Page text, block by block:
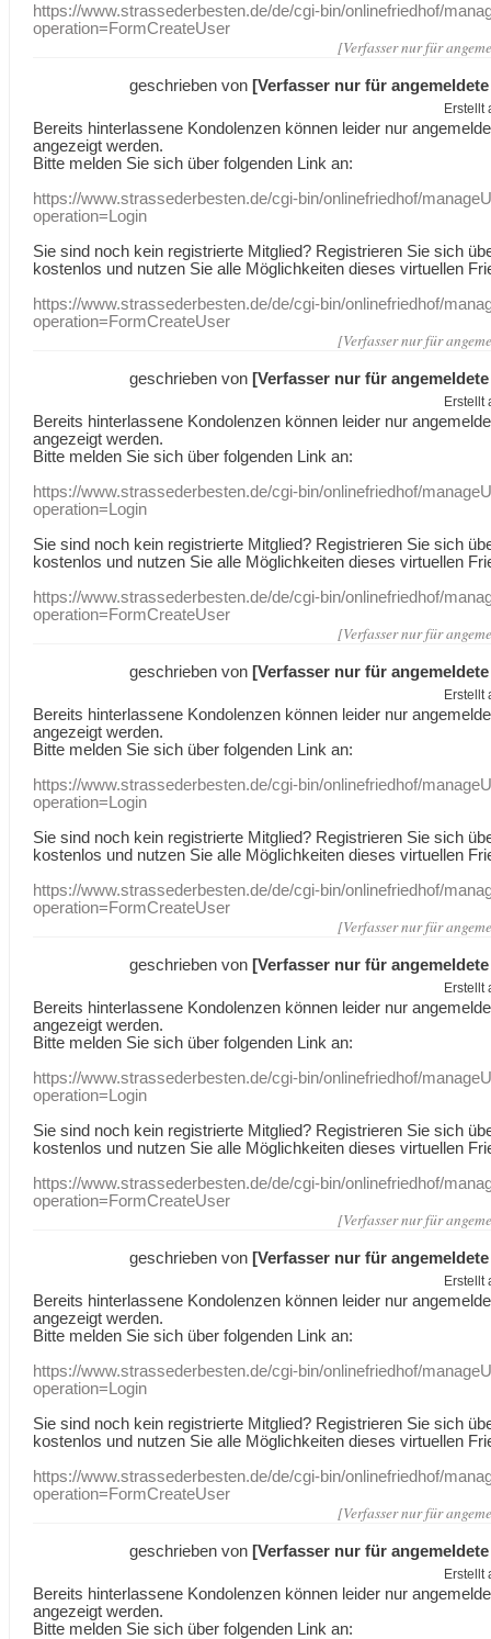
https://www.strassederbesten.de/de/cgi-bin/onlinefriedhof/
operation=FormCreateUser
[Verfasser nur für
geschrieben von [Verfasser nur für
Erstellt
Bereits hinterlassene Kondolenzen können leider nur
angezeigt werden.
Bitte melden Sie sich über folgenden Link an:
https://www.strassederbesten.de/cgi-bin/onlinefriedhof/
operation=Login
Sie sind noch kein registrierte Mitglied? Registrieren Sie sich
kostenlos und nutzen Sie alle Möglichkeiten dieses virtuellen
https://www.strassederbesten.de/de/cgi-bin/onlinefriedhof/
operation=FormCreateUser
[Verfasser nur für
geschrieben von [Verfasser nur für
Erstellt
Bereits hinterlassene Kondolenzen können leider nur
angezeigt werden.
Bitte melden Sie sich über folgenden Link an:
https://www.strassederbesten.de/cgi-bin/onlinefriedhof/
operation=Login
Sie sind noch kein registrierte Mitglied? Registrieren Sie sich
kostenlos und nutzen Sie alle Möglichkeiten dieses virtuellen
https://www.strassederbesten.de/de/cgi-bin/onlinefriedhof/
operation=FormCreateUser
[Verfasser nur für
geschrieben von [Verfasser nur für
Erstellt
Bereits hinterlassene Kondolenzen können leider nur
angezeigt werden.
Bitte melden Sie sich über folgenden Link an:
https://www.strassederbesten.de/cgi-bin/onlinefriedhof/
operation=Login
Sie sind noch kein registrierte Mitglied? Registrieren Sie sich
kostenlos und nutzen Sie alle Möglichkeiten dieses virtuellen
https://www.strassederbesten.de/de/cgi-bin/onlinefriedhof/
operation=FormCreateUser
[Verfasser nur für
geschrieben von [Verfasser nur für
Erstellt
Bereits hinterlassene Kondolenzen können leider nur
angezeigt werden.
Bitte melden Sie sich über folgenden Link an:
https://www.strassederbesten.de/cgi-bin/onlinefriedhof/
operation=Login
Sie sind noch kein registrierte Mitglied? Registrieren Sie sich
kostenlos und nutzen Sie alle Möglichkeiten dieses virtuellen
https://www.strassederbesten.de/de/cgi-bin/onlinefriedhof/
operation=FormCreateUser
[Verfasser nur für
geschrieben von [Verfasser nur für
Erstellt
Bereits hinterlassene Kondolenzen können leider nur
angezeigt werden.
Bitte melden Sie sich über folgenden Link an:
https://www.strassederbesten.de/cgi-bin/onlinefriedhof/
operation=Login
Sie sind noch kein registrierte Mitglied? Registrieren Sie sich
kostenlos und nutzen Sie alle Möglichkeiten dieses virtuellen
https://www.strassederbesten.de/de/cgi-bin/onlinefriedhof/
operation=FormCreateUser
[Verfasser nur für
geschrieben von [Verfasser nur für
Erstellt
Bereits hinterlassene Kondolenzen können leider nur
angezeigt werden.
Bitte melden Sie sich über folgenden Link an: